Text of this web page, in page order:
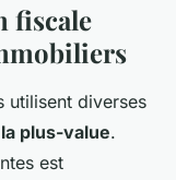
fiscale
utilisent diverses
plus-value.
est